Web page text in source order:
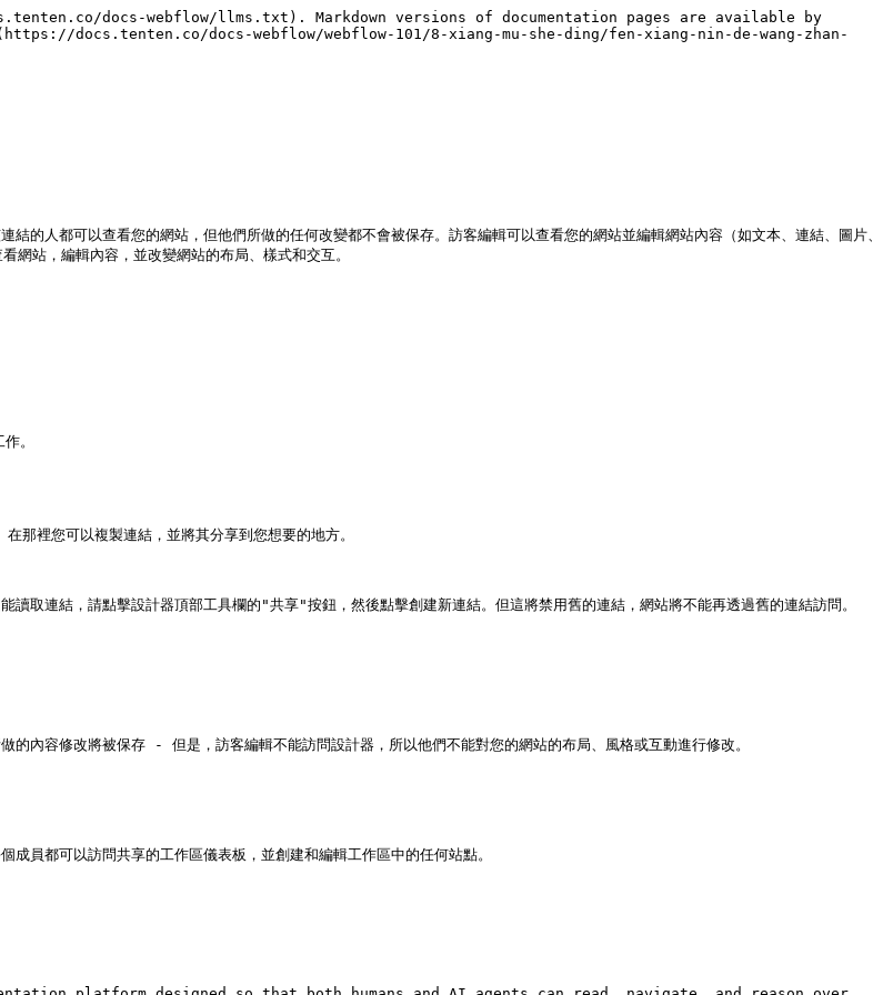
docs-webflow/llms.txt). Markdown versions of documentation pages are available by
docs.tenten.co/docs-webflow/webflow-101/8-xiang-mu-she-ding/fen-xiang-nin-de-wang-zhan-
的人都可以查看您的網站，但他們所做的任何改變都不會被保存。訪客編輯可以查看您的網站並編輯網站內容（如文本、連結、圖片、
網站，編輯內容，並改變網站的布局、樣式和交互。
。
那裡您可以複製連結，並將其分享到您想要的地方。
取連結，請點擊設計器頂部工具欄的"共享"按鈕，然後點擊創建新連結。但這將禁用舊的連結，網站將不能再透過舊的連結訪問。
的內容修改將被保存 - 但是，訪客編輯不能訪問設計器，所以他們不能對您的網站的布局、風格或互動進行修改。
員都可以訪問共享的工作區儀表板，並創建和編輯工作區中的任何站點。